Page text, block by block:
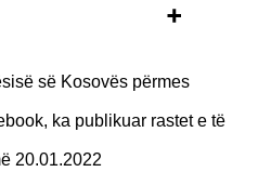
së Kosovës përmes
ka publikuar rastet e të
20.01.2022